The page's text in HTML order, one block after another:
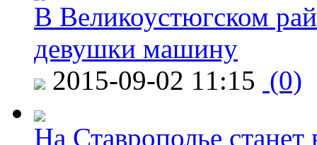
В Великоустюгском
девушки машину
2015-09-02 11:15 (0)
На Ставрополье